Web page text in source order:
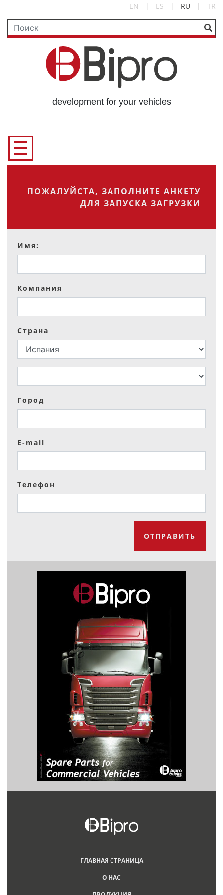
EN | ES | RU | TR
development for your vehicles
ПОЖАЛУЙСТА, ЗАПОЛНИТЕ АНКЕТУ
ДЛЯ ЗАПУСКА ЗАГРУЗКИ
Имя:
Компания
Страна
Город
E-mail
Телефон
ОТПРАВИТЬ
ГЛАВНАЯ СТРАНИЦА
О НАС